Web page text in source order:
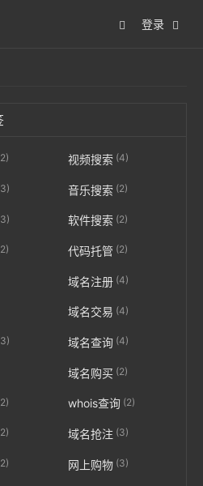
登录
视频搜索 (4)
音乐搜索 (2)
软件搜索 (2)
代码托管 (2)
域名注册(4)
域名交易 (4)
域名查询(4)
域名购买 (2)
whois查询(2)
域名抢注 (3)
网上购物(3)